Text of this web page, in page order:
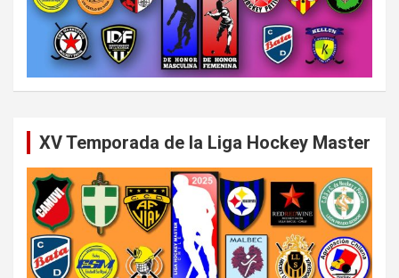
XV Temporada de la Liga Hockey Master